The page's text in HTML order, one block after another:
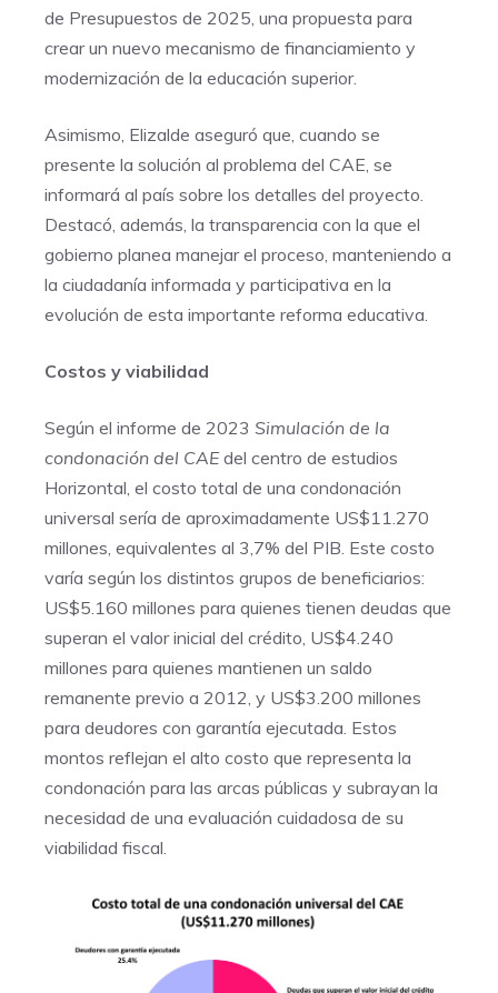
de Presupuestos de 2025, una propuesta para
crear un nuevo mecanismo de financiamiento y
modernización de la educación superior.
Asimismo, Elizalde aseguró que, cuando se
presente la solución al problema del CAE, se
informará al país sobre los detalles del proyecto.
Destacó, además, la transparencia con la que el
gobierno planea manejar el proceso, manteniendo a
la ciudadanía informada y participativa en la
evolución de esta importante reforma educativa.
Costos y viabilidad
Según el informe de 2023 Simulación de la
condonación del CAEdel centro de estudios
Horizontal, el costo total de una condonación
universal sería de aproximadamente US$11.270
millones, equivalentes al 3,7% del PIB. Este costo
varía según los distintos grupos de beneficiarios:
US$5.160 millones para quienes tienen deudas que
superan el valor inicial del crédito, US$4.240
millones para quienes mantienen un saldo
remanente previo a 2012, y US$3.200 millones
para deudores con garantía ejecutada. Estos
montos reflejan el alto costo que representa la
condonación para las arcas públicas y subrayan la
necesidad de una evaluación cuidadosa de su
viabilidad fiscal.